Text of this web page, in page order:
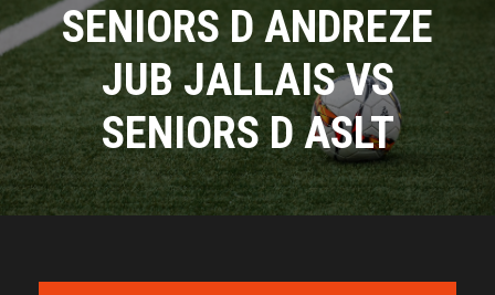
SENIORS D ANDREZE
JUB JALLAIS VS
SENIORS D ASLT